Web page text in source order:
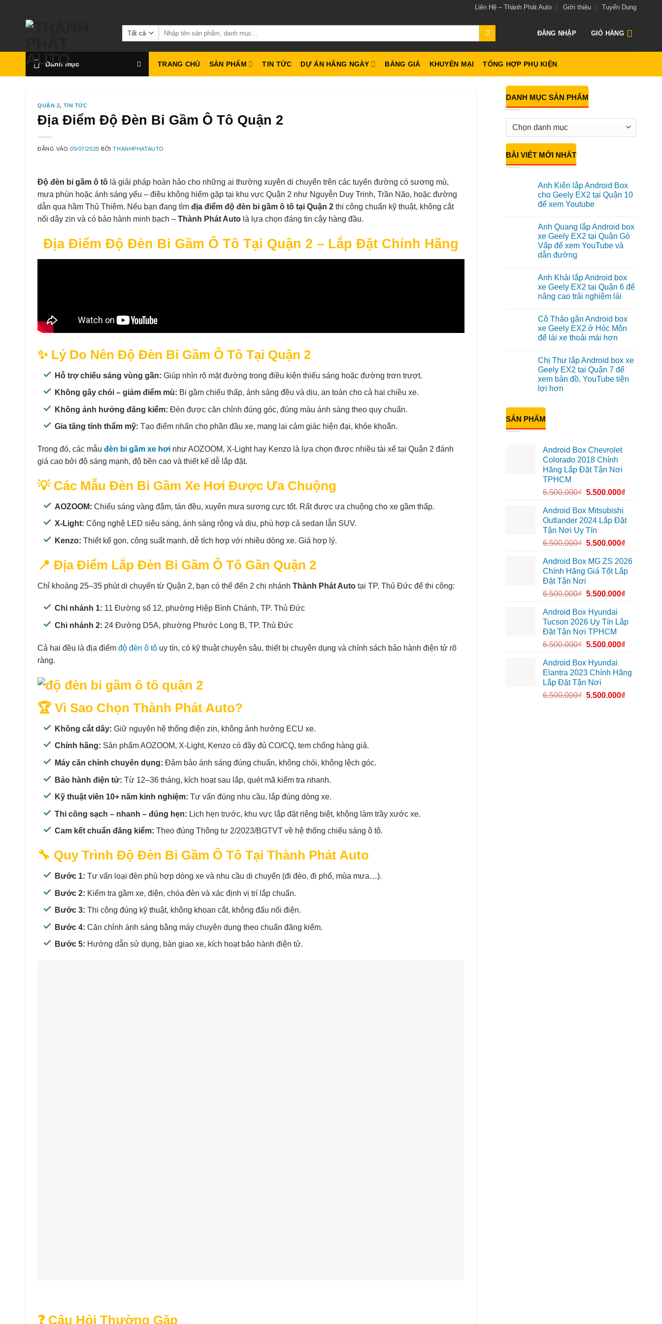
Liên Hệ – Thành Phát Auto Giới thiệu Tuyển Dụng
Tìm
kiếm:
ĐĂNG NHẬP GIỎ HÀNG
Danh mục TRANG CHỦ SẢN PHẨM TIN TỨC DỰ ÁN HẰNG NGÀY BẢNG GIÁ KHUYẾN MẠI TỔNG HỢP PHỤ KIỆN
QUẬN 2, TIN TỨC
Địa Điểm Độ Đèn Bi Gầm Ô Tô Quận 2
ĐĂNG VÀO05/07/2025 BỞITHANHPHATAUTO
Độ đèn bi gầm ô tô là giải pháp hoàn hảo cho những ai thường xuyên di chuyển trên các tuyến đường có sương mù,
mưa phùn hoặc ánh sáng yếu – điều không hiếm gặp tại khu vực Quận 2 như Nguyễn Duy Trinh, Trần Não, hoặc đường
dẫn qua hầm Thủ Thiêm. Nếu bạn đang tìm địa điểm độ đèn bi gầm ô tô tại Quận 2 thi công chuẩn kỹ thuật, không cắt
nối dây zin và có bảo hành minh bạch – Thành Phát Auto là lựa chọn đáng tin cậy hàng đầu.
Địa Điểm Độ Đèn Bi Gầm Ô Tô Tại Quận 2 – Lắp Đặt Chính Hãng
✨ Lý Do Nên Độ Đèn Bi Gầm Ô Tô Tại Quận 2
Hỗ trợ chiếu sáng vùng gần: Giúp nhìn rõ mặt đường trong điều kiện thiếu sáng hoặc đường trơn trượt.
Không gây chói – giảm điểm mù: Bi gầm chiếu thấp, ánh sáng đều và dịu, an toàn cho cả hai chiều xe.
Không ảnh hưởng đăng kiểm: Đèn được căn chỉnh đúng góc, đúng màu ánh sáng theo quy chuẩn.
Gia tăng tính thẩm mỹ: Tạo điểm nhấn cho phần đầu xe, mang lại cảm giác hiện đại, khỏe khoắn.
Trong đó, các mẫu đèn bi gầm xe hơi như AOZOOM, X-Light hay Kenzo là lựa chọn được nhiều tài xế tại Quận 2 đánh
giá cao bởi độ sáng mạnh, độ bền cao và thiết kế dễ lắp đặt.
💡 Các Mẫu Đèn Bi Gầm Xe Hơi Được Ưa Chuộng
AOZOOM: Chiếu sáng vàng đậm, tán đều, xuyên mưa sương cực tốt. Rất được ưa chuộng cho xe gầm thấp.
X-Light: Công nghệ LED siêu sáng, ánh sáng rộng và dịu, phù hợp cả sedan lẫn SUV.
Kenzo: Thiết kế gọn, công suất mạnh, dễ tích hợp với nhiều dòng xe. Giá hợp lý.
📍 Địa Điểm Lắp Đèn Bi Gầm Ô Tô Gần Quận 2
Chỉ khoảng 25–35 phút di chuyển từ Quận 2, bạn có thể đến 2 chi nhánh Thành Phát Auto tại TP. Thủ Đức để thi công:
Chi nhánh 1: 11 Đường số 12, phường Hiệp Bình Chánh, TP. Thủ Đức
Chi nhánh 2: 24 Đường D5A, phường Phước Long B, TP. Thủ Đức
Cả hai đều là địa điểm độ đèn ô tô uy tín, có kỹ thuật chuyên sâu, thiết bị chuyên dụng và chính sách bảo hành điện tử rõ
ràng.
🏆 Vì Sao Chọn Thành Phát Auto?
Không cắt dây: Giữ nguyên hệ thống điện zin, không ảnh hưởng ECU xe.
Chính hãng: Sản phẩm AOZOOM, X-Light, Kenzo có đầy đủ CO/CQ, tem chống hàng giả.
Máy căn chỉnh chuyên dụng: Đảm bảo ánh sáng đúng chuẩn, không chói, không lệch góc.
Bảo hành điện tử: Từ 12–36 tháng, kích hoạt sau lắp, quét mã kiểm tra nhanh.
Kỹ thuật viên 10+ năm kinh nghiệm: Tư vấn đúng nhu cầu, lắp đúng dòng xe.
Thi công sạch – nhanh – đúng hẹn: Lịch hẹn trước, khu vực lắp đặt riêng biệt, không làm trầy xước xe.
Cam kết chuẩn đăng kiểm: Theo đúng Thông tư 2/2023/BGTVT về hệ thống chiếu sáng ô tô.
🔧 Quy Trình Độ Đèn Bi Gầm Ô Tô Tại Thành Phát Auto
Bước 1: Tư vấn loại đèn phù hợp dòng xe và nhu cầu di chuyển (đi đèo, đi phố, mùa mưa…).
Bước 2: Kiểm tra gầm xe, điện, chóa đèn và xác định vị trí lắp chuẩn.
Bước 3: Thi công đúng kỹ thuật, không khoan cắt, không đấu nối điện.
Bước 4: Căn chỉnh ánh sáng bằng máy chuyên dụng theo chuẩn đăng kiểm.
Bước 5: Hướng dẫn sử dụng, bàn giao xe, kích hoạt bảo hành điện tử.
❓ Câu Hỏi Thường Gặp
DANH MỤC SẢN PHẨM
BÀI VIẾT MỚI NHẤT
Anh Kiên lắp Android Box
cho Geely EX2 tại Quận 10
để xem Youtube
bình
luận
ở
Anh
Kiên
lắp
cho
Geely
EX2
tại
để
xem
Youtube
Anh Quang lắp Android box
xe Geely EX2 tại Quận Gò
Vấp để xem YouTube và
dẫn đường
bình
luận
ở
Anh
Android
box
xe
Geely
EX2
Gò
Vấp
để
xem
YouTube
và
Anh Khải lắp Android box
xe Geely EX2 tại Quận 6 để
nâng cao trải nghiệm lái
bình
luận
ở
Anh
Android
box
xe
Geely
EX2
tại
để
nâng
cao
trải
Cô Thảo gắn Android box
xe Geely EX2 ở Hóc Môn
để lái xe thoải mái hơn
bình
luận
ở
Cô
Thảo
gắn
Geely
ở
thoải
mái
hơn
Chị Thư lắp Android box xe
Geely EX2 tại Quận 7 để
xem bản đồ, YouTube tiện
lợi hơn
bình
luận
ở
Chị
Android
box
Geely
xem
bản
đồ,
YouTube
tiện
hơn
SẢN PHẨM
Android Box Chevrolet
Colorado 2018 Chính
Hãng Lắp Đặt Tận Nơi
TPHCM
6.500.000₫ 5.500.000₫
Android Box Mitsubishi
Outlander 2024 Lắp Đặt
Tận Nơi Uy Tín
6.500.000₫ 5.500.000₫
Android Box MG ZS 2026
Chính Hãng Giá Tốt Lắp
Đặt Tận Nơi
6.500.000₫ 5.500.000₫
Android Box Hyundai
Tucson 2026 Uy Tín Lắp
Đặt Tận Nơi TPHCM
6.500.000₫ 5.500.000₫
Android Box Hyundai
Elantra 2023 Chính Hãng
Lắp Đặt Tận Nơi
6.500.000₫ 5.500.000₫